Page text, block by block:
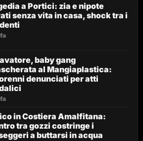
a Portici: zia e nipote
senza vita in casa, shock tra i
baby gang
al Mangiaplastica:
denunciati per atti
in Costiera Amalfitana:
tra gozzi costringe i
a buttarsi in acqua